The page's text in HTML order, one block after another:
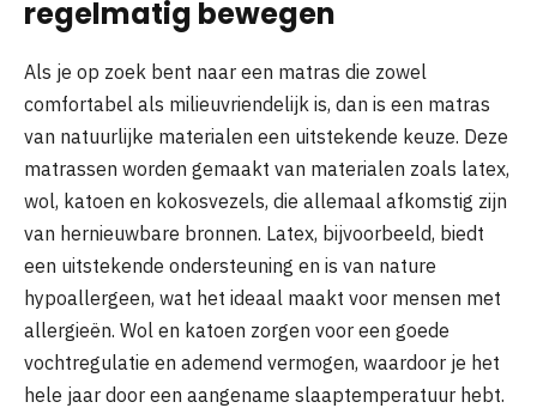
regelmatig bewegen
Als je op zoek bent naar een matras die zowel
comfortabel als milieuvriendelijk is, dan is een matras
van natuurlijke materialen een uitstekende keuze. Deze
matrassen worden gemaakt van materialen zoals latex,
wol, katoen en kokosvezels, die allemaal afkomstig zijn
van hernieuwbare bronnen. Latex, bijvoorbeeld, biedt
een uitstekende ondersteuning en is van nature
hypoallergeen, wat het ideaal maakt voor mensen met
allergieën. Wol en katoen zorgen voor een goede
vochtregulatie en ademend vermogen, waardoor je het
hele jaar door een aangename slaaptemperatuur hebt.